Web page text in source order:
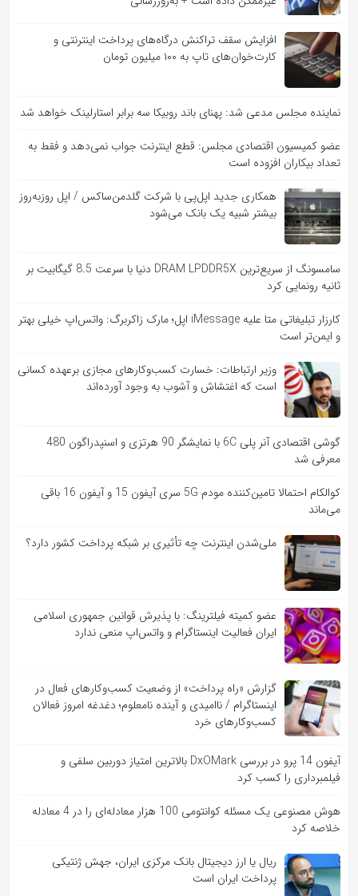
افزایش سقف تراکنش درگاه‌های پرداخت اینترنتی و
کارت‌خوان‌های تاپ به ۱۰۰ میلیون تومان
نماینده مجلس مدعی شد: پهنای باند روبیکا سه برابر استارلینک خواهد شد
عضو کمیسیون اقتصادی مجلس: قطع اینترنت جواب نمی‌دهد و فقط به
تعداد بیکاران افزوده است
همکاری جدید اپل‌پی با شرکت گلدمن‌ساکس / اپل روزبه‌روز
بیشتر شبیه یک بانک می‌شود
سامسونگ از سریع‌ترین DRAM LPDDR5X دنیا با سرعت 8.5 گیگابیت بر
ثانیه رونمایی کرد
کارزار تبلیغاتی متا علیه iMessage اپل؛ مارک زاکربرگ: واتس‌اپ خیلی بهتر
و ایمن‌تر است
وزیر ارتباطات: خسارت کسب‌وکارهای مجازی برعهده کسانی
است که اغتشاش و آشوب به وجود آورده‌اند
گوشی اقتصادی آنر پلی 6C با نمایشگر 90 هرتزی و اسنپدراگون 480
معرفی شد
کوالکام احتمالا تامین‌کننده مودم 5G سری آیفون 15 و آیفون 16 باقی
می‌ماند
ملی‌شدن اینترنت چه تأثیری بر شبکه پرداخت کشور دارد؟
عضو کمیته فیلترینگ: با پذیرش قوانین جمهوری اسلامی
ایران فعالیت اینستاگرام و واتس‌اپ منعی ندارد
گزارش «راه پرداخت» از وضعیت کسب‌وکارهای فعال در
اینستاگرام / ناامیدی و آینده نامعلوم؛ دغدغه امروز فعالان
کسب‌وکارهای خرد
آیفون 14 پرو در بررسی DxOMark بالاترین امتیاز دوربین سلفی و
فیلمبرداری را کسب کرد
هوش مصنوعی یک مسئله کوانتومی 100 هزار معادله‌‎ای را در 4 معادله
خلاصه کرد
ریال یا ارز دیجیتال بانک مرکزی ایران، جهش ژنتیکی
پرداخت ایران است